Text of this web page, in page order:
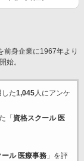
前身企業に1967年より
始。
た1,045人にアンケ
「 資格スクール 医
ル 医療事務」を評